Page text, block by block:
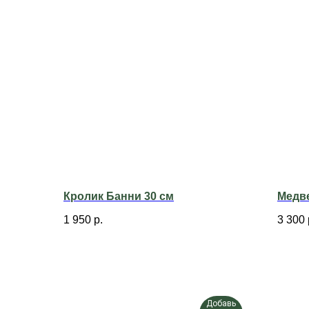
Кролик Банни 30 см
1 950 р. 3 300
Добавь